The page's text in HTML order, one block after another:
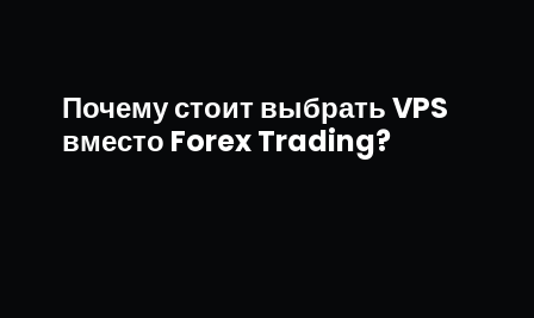
Почему стоит выбрать VPS
вместо Forex Trading?